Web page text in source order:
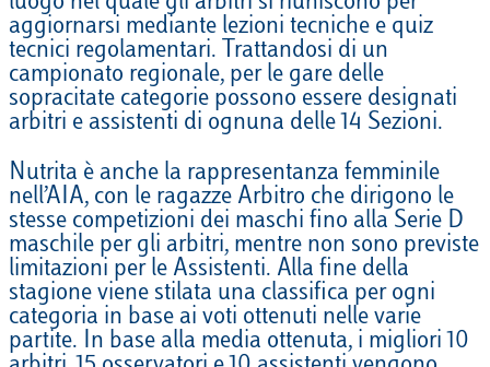
aggiornarsi mediante lezioni tecniche e quiz
tecnici regolamentari. Trattandosi di un
campionato regionale, per le gare delle
sopracitate categorie possono essere designati
arbitri e assistenti di ognuna delle 14 Sezioni.
Nutrita è anche la rappresentanza femminile
nell’AIA, con le ragazze Arbitro che dirigono le
stesse competizioni dei maschi fino alla Serie D
maschile per gli arbitri, mentre non sono previste
limitazioni per le Assistenti. Alla fine della
stagione viene stilata una classifica per ogni
categoria in base ai voti ottenuti nelle varie
partite. In base alla media ottenuta, i migliori 10